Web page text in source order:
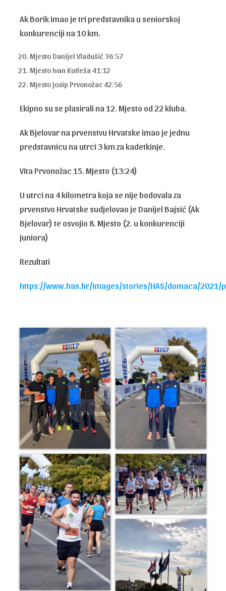
Ak Borik imao je tri predstavnika u seniorskoj
konkurenciji na 10 km.
Mjesto Danijel Vladušić 36:57
Mjesto Ivan Kutleša 41:12
Mjesto Josip Prvonožac 42:56
Ekipno su se plasirali na 12. Mjesto od 22 kluba.
Ak Bjelovar na prvenstvu Hrvatske imao je jednu
predstavnicu na utrci 3 km za kadetkinje.
Vita Prvonožac 15. Mjesto (13:24)
U utrci na 4 kilometra koja se nije bodovala za
prvenstvo Hrvatske sudjelovao je Danijel Bajsić (Ak
Bjelovar) te osvojio 8. Mjesto (2. u konkurenciji
juniora)
Rezultati
https://www.has.hr/images/stories/HAS/domaca/